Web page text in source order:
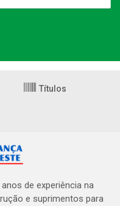
Títulos
de experiência na
e suprimentos para